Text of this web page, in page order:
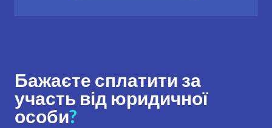
Бажаєте сплатити за
участь від юридичної
особи?